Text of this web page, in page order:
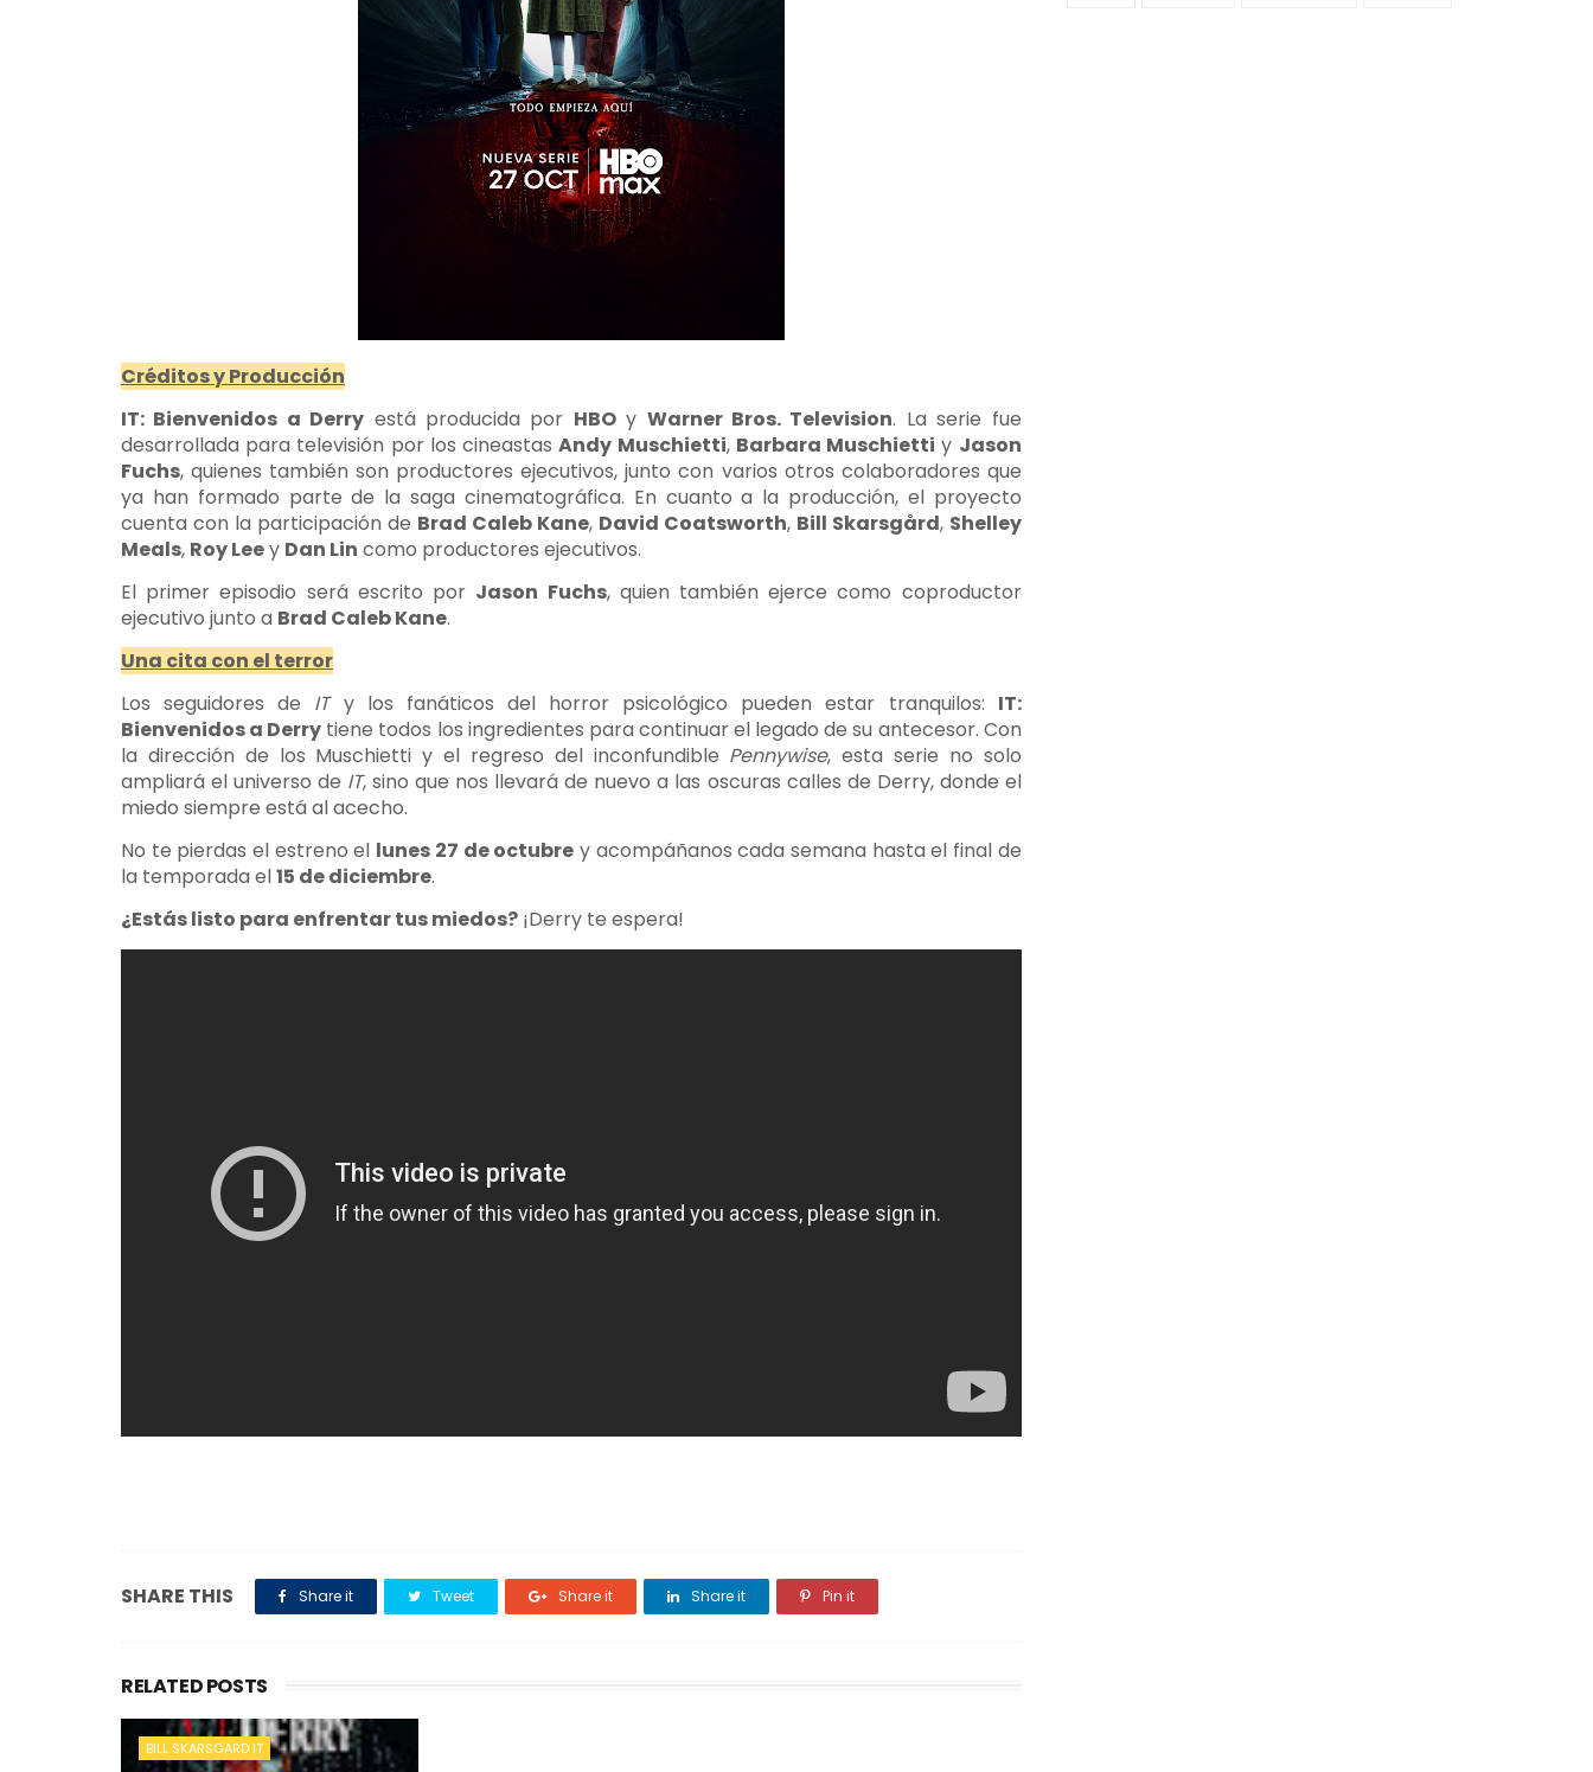
Créditos y Producción
IT: Bienvenidos a Derry está producida por HBOy Warner Bros. Television. La serie fue
desarrollada para televisión por los cineastasAndy Muschietti, Barbara Muschietti y Jason
Fuchs, quienes también son productores ejecutivos, junto con varios otros colaboradores que
ya han formado parte de la saga cinematográfica. En cuanto a la producción, el proyecto
cuenta con la participación de Brad Caleb Kane, David Coatsworth, Bill Skarsgård, Shelley
Meals, Roy Leey Dan Lin como productores ejecutivos.
El primer episodio será escrito por Jason Fuchs, quien también ejerce como coproductor
ejecutivo junto a Brad Caleb Kane.
Una cita con el terror
Los seguidores de ITy los fanáticos del horror psicológico pueden estar tranquilos: IT:
Bienvenidos a Derry tiene todos los ingredientes para continuar el legado de su antecesor. Con
la dirección de los Muschietti y el regreso del inconfundible Pennywise, esta serie no solo
ampliará el universo de IT, sino que nos llevará de nuevo a las oscuras calles de Derry, donde el
miedo siempre está al acecho.
No te pierdas el estreno el lunes 27 de octubre y acompáñanos cada semana hasta el final de
la temporada el15 de diciembre.
¿Estás listo para enfrentar tus miedos? ¡Derry te espera!
SHARE THIS Share it Tweet Share it Share it Pin it
RELATED POSTS
BILL SKARSGARD IT